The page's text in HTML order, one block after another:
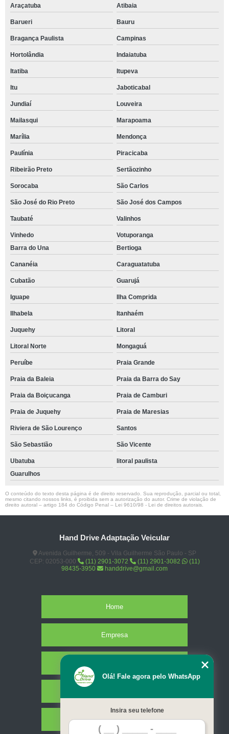
Araçatuba Atibaia
Barueri Bauru
Bragança Paulista Campinas
Hortolândia Indaiatuba
Itatiba Itupeva
Itu Jaboticabal
Jundiaí Louveira
Mailasqui Marapoama
Marília Mendonça
Paulínia Piracicaba
Ribeirão Preto Sertãozinho
Sorocaba São Carlos
São José do Rio Preto São José dos Campos
Taubaté Valinhos
Vinhedo
Votuporanga
Barra do Una
Bertioga
Cananéia Caraguatatuba
Cubatão Guarujá
Iguape Ilha Comprida
Ilhabela Itanhaém
Juquehy Litoral
Litoral Norte Mongaguá
Peruíbe Praia Grande
Praia da Baleia Praia da Barra do Say
Praia da Boiçucanga Praia de Camburi
Praia de Juquehy Praia de Maresias
Riviera de São Lourenço Santos
São Sebastião São Vicente
Ubatuba
litoral paulista
Guarulhos
O conteúdo do texto desta página é de direito reservado. Sua reprodução, parcial ou total,
mesmo citando nossos links, é proibida sem a autorização do autor. Crime de violação de
direito autoral – artigo 184 do Código Penal – Lei 9610/98 - Lei de direitos autorais
Hand Drive Adaptação Veicular
Avenida Guilherme, 509 - Vila Guilherme São Paulo - SP
CEP: 02053-000
(11) 2901-3072 (11) 2901-3082
(11)
98435-3950
handdrive@gmail.com
Home
Empresa
Contato
Olá! Fale agora pelo WhatsApp
Insira seu telefone